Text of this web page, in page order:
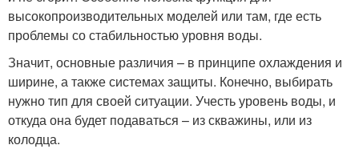
высокопроизводительных моделей или там, где есть
проблемы со стабильностью уровня воды.
Значит, основные различия – в принципе охлаждения и
ширине, а также системах защиты. Конечно, выбирать
нужно тип для своей ситуации. Учесть уровень воды, и
откуда она будет подаваться – из скважины, или из
колодца.